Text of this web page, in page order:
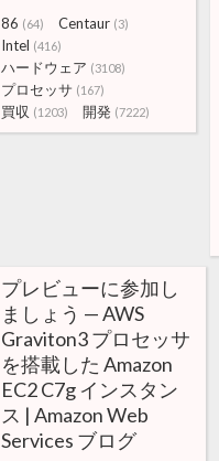
86 (64) Centaur (3)
Intel (416)
ハードウェア (3108)
プロセッサ (167)
買収 (1203) 開発 (7222)
プレビューに参加し
ましょう — AWS
Graviton3 プロセッサ
を搭載した Amazon
EC2 C7g インスタン
ス | Amazon Web
Services ブログ